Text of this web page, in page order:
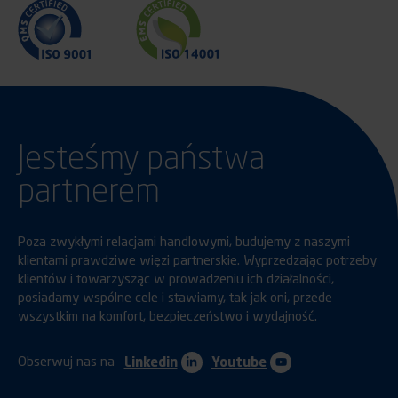
Jesteśmy państwa
partnerem
Poza zwykłymi relacjami handlowymi, budujemy z naszymi
klientami prawdziwe więzi partnerskie. Wyprzedzając potrzeby
klientów i towarzysząc w prowadzeniu ich działalności,
posiadamy wspólne cele i stawiamy, tak jak oni, przede
wszystkim na komfort, bezpieczeństwo i wydajność.
Obserwuj nas na Linkedin Youtube